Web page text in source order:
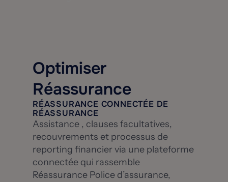
Optimiser
Réassurance
RÉASSURANCE CONNECTÉE DE
RÉASSURANCE
Assistance , clauses facultatives,
recouvrements et processus de
reporting financier via une plateforme
connectée qui rassemble
Réassurance Police d’assurance,